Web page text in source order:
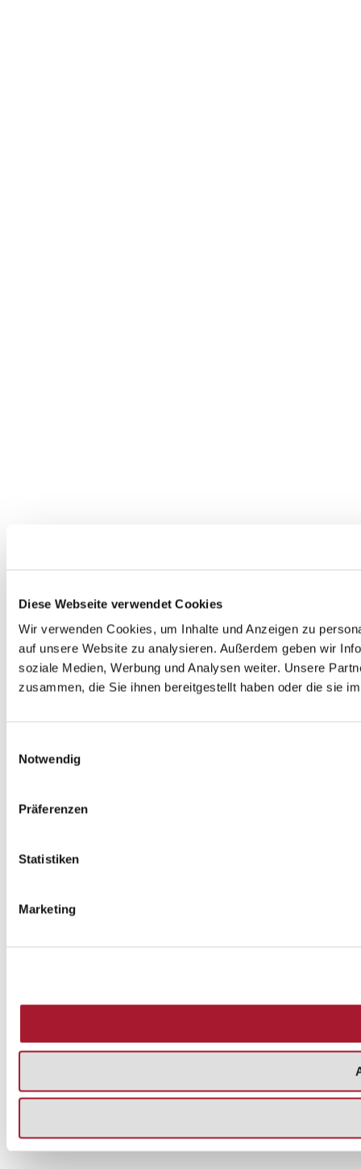
Diese Webseite verwendet Cookies
Wir verwenden Cookies, um Inhalte und Anzeigen zu
auf unsere Website zu analysieren. Außerdem geben wir
soziale Medien, Werbung und Analysen weiter. Unsere
zusammen, die Sie ihnen bereitgestellt haben oder die sie
Notwendig
Präferenzen
Statistiken
Marketing